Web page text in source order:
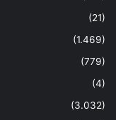
(21)
(1.469)
(779)
(4)
(3.032)